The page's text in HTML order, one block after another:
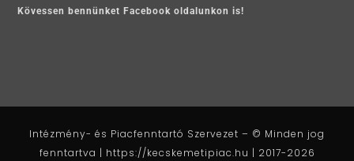
Kövessen bennünket Facebook oldalunkon is!
Intézmény- és Piacfenntartó Szervezet – © Minden jog
fenntartva | https://kecskemetipiac.hu | 2017-2026